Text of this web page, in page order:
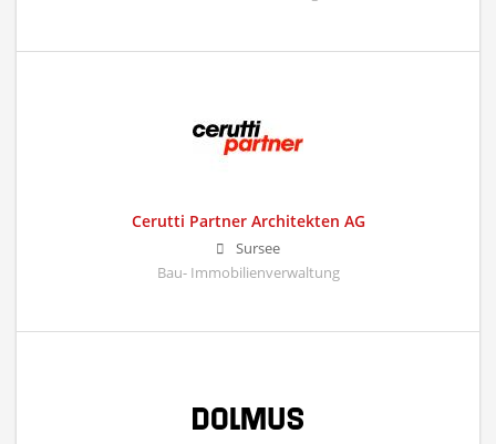
Cerutti Partner Architekten AG
Sursee
Bau- Immobilienverwaltung